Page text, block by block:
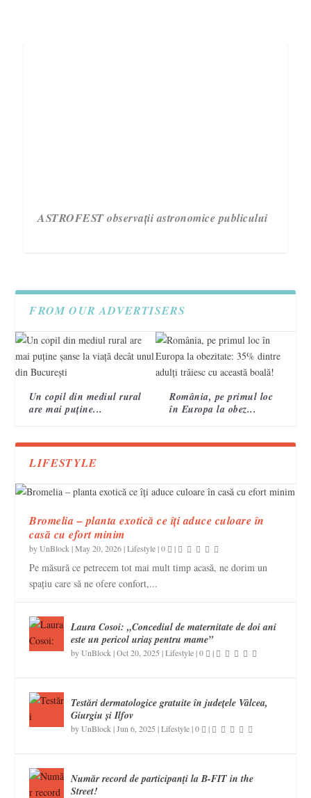
ASTROFEST observații astronomice publicului
vascular cerebral 2
încheie a treia ediție.
FROM OUR ADVERTISERS
Un copil din mediul rural
are mai puține...
România, pe primul loc
în Europa la obez...
LIFESTYLE
Bromelia – planta exotică ce îți aduce culoare în
casă cu efort minim
byUnBlock |May 20, 2026|Lifestyle|0 |
Pe măsură ce petrecem tot mai mult timp acasă, ne dorim un
spațiu care să ne ofere confort,...
Laura Cosoi: „Concediul de maternitate de doi ani
este un pericol uriaș pentru mame”
byUnBlock |Oct 20, 2025 |Lifestyle|0 |
Testări dermatologice gratuite în județele Vâlcea,
Giurgiu și Ilfov
byUnBlock |Jun 6, 2025 |Lifestyle|0 |
Număr record de participanţi la B-FIT in the
Street!